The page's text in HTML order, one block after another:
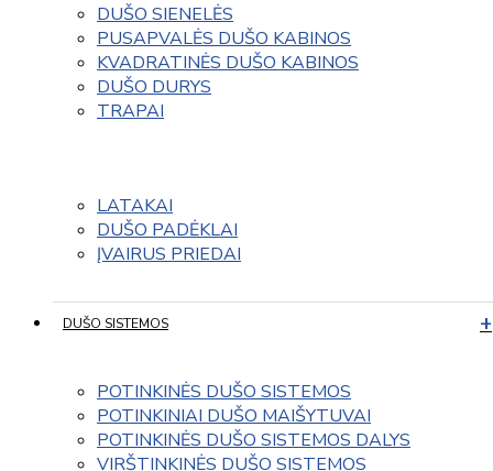
DUŠO SIENELĖS
PUSAPVALĖS DUŠO KABINOS
KVADRATINĖS DUŠO KABINOS
DUŠO DURYS
TRAPAI
LATAKAI
DUŠO PADĖKLAI
ĮVAIRUS PRIEDAI
DUŠO SISTEMOS
POTINKINĖS DUŠO SISTEMOS
POTINKINIAI DUŠO MAIŠYTUVAI
POTINKINĖS DUŠO SISTEMOS DALYS
VIRŠTINKINĖS DUŠO SISTEMOS